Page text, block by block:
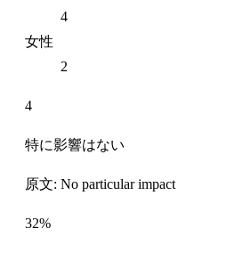
4
女性
2
4
特に影響はない
原文: No particular impact
32%